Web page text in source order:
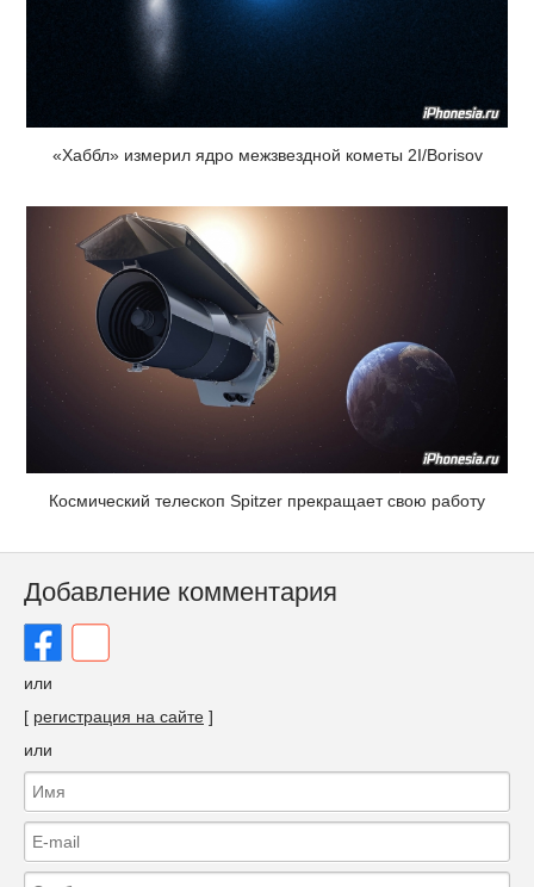
«Хаббл» измерил ядро межзвездной кометы 2I/Borisov
Космический телескоп Spitzer прекращает свою работу
Добавление комментария
или
[ регистрация на сайте ]
или